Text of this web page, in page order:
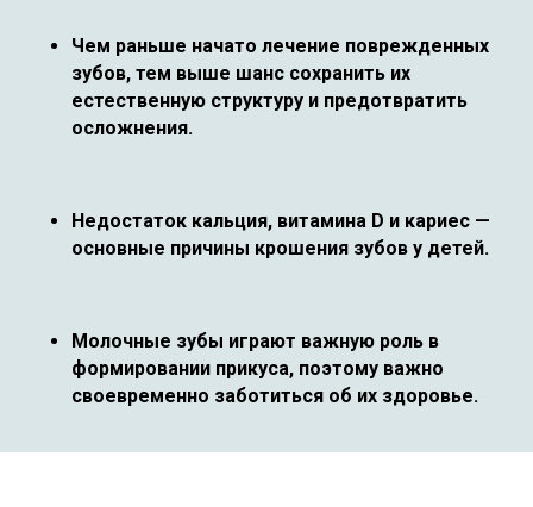
Чем раньше начато лечение поврежденных
зубов, тем выше шанс сохранить их
естественную структуру и предотвратить
осложнения.
Недостаток кальция, витамина D и кариес —
основные причины крошения зубов у детей.
Молочные зубы играют важную роль в
формировании прикуса, поэтому важно
своевременно заботиться об их здоровье.